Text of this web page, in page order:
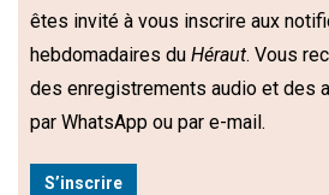
êtes invité à vous inscrire aux
hebdomadaires du Héraut. Vous
des enregistrements audio et des
par WhatsApp ou par e-mail.
S’inscrire